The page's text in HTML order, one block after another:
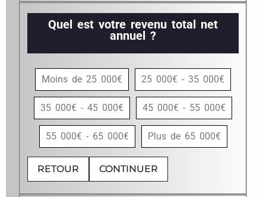
Quel est votre revenu total net
annuel ?
Moins de 25 000€ 25 000€ - 35 000€
35 000€ - 45 000€ 45 000€ - 55 000€
55 000€ - 65 000€ Plus de 65 000€
RETOUR CONTINUER